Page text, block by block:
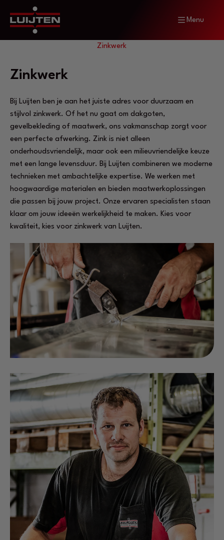
Menu
Zinkwerk
Zinkwerk
Bij Luijten ben je aan het juiste adres voor duurzaam en
stijlvol zinkwerk. Of het nu gaat om dakgoten,
gevelbekleding of maatwerk, ons vakmanschap zorgt voor
een perfecte afwerking. Zink is niet alleen
onderhoudsvriendelijk, maar ook een milieuvriendelijke keuze
met een lange levensduur. Bij Luijten combineren we moderne
technieken met ambachtelijke expertise. We werken met
hoogwaardige materialen en bieden maatwerkoplossingen
die passen bij jouw project. Onze ervaren specialisten staan
klaar om jouw ideeën werkelijkheid te maken. Kies voor
kwaliteit, kies voor zinkwerk van Luijten.